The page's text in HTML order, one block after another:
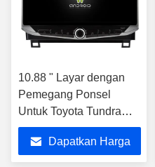
10.88 " Layar dengan
Pemegang Ponsel
Untuk Toyota Tundra
XK50 2007-2013
Sequoia XK60 2008 -
2017
Dapatkan Harga